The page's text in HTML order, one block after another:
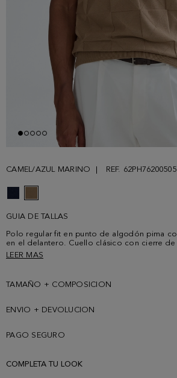
CAMEL/AZUL MARINO REF.
GUIA DE TALLAS
Polo regular fit en punto de algodón pima
en el delantero. Cuello clásico con cierre
puños y bajo acanalados. Cuello y puños a
una talla M.
LEER MAS
TAMAÑO + COMPOSICION
ENVIO + DEVOLUCION
PAGO SEGURO
COMPLETA TU LOOK